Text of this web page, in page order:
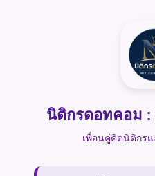
นิติกรดอทคอม :
เพื่อนคู่คิดนิติกร